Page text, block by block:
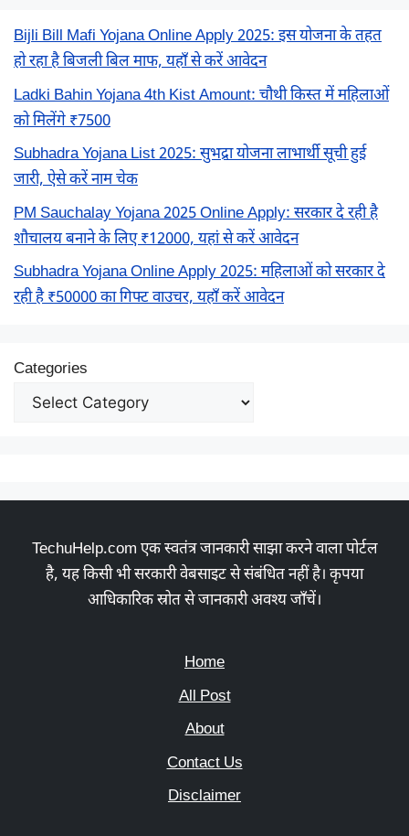
Bijli Bill Mafi Yojana Online Apply 2025: इस योजना के तहत
हो रहा है बिजली बिल माफ, यहाँ से करें आवेदन
Ladki Bahin Yojana 4th Kist Amount: चौथी किस्त में महिलाओं
को मिलेंगे ₹7500
Subhadra Yojana List 2025: सुभद्रा योजना लाभार्थी सूची हुई
जारी, ऐसे करें नाम चेक
PM Sauchalay Yojana 2025 Online Apply: सरकार दे रही है
शौचालय बनाने के लिए ₹12000, यहां से करें आवेदन
Subhadra Yojana Online Apply 2025: महिलाओं को सरकार दे
रही है ₹50000 का गिफ्ट वाउचर, यहाँ करें आवेदन
Categories
TechuHelp.com एक स्वतंत्र जानकारी साझा करने वाला पोर्टल
है, यह किसी भी सरकारी वेबसाइट से संबंधित नहीं है। कृपया
आधिकारिक स्रोत से जानकारी अवश्य जाँचें।
Home
All Post
About
Contact Us
Disclaimer